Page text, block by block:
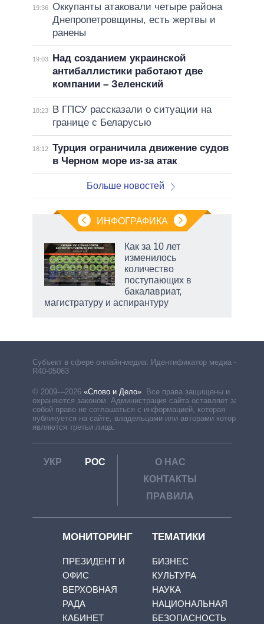
19:36 Оккупанты атаковали четыре района
Днепропетровщины, есть жертвы и
ранены
19:03
Над созданием украинской
антибаллистики работают две
компании – Зеленский
18:23
В ГПСУ рассказали о ситуации на
границе с Беларусью
18:12 Турция ограничила движение судов
в Черном море из-за атак
Больше новостей
ИНФОГРАФИКА
Как за 10 лет
изменилось
количество
поступающих в
бакалавриат,
магистратуру и аспирантуру
Субъект в сфере онлайн-медиа. Идентификатор медиа –
R40-05063
© 2009—2026 «Слово и Дело» Все права защищены и
охраняются законом. Администрация сайта оставляет за
собой право не соглашаться с информацией, которая
публикуется на сайте, владельцами или авторами которой
являются третьи лица.
УКР РОС
О НАС
КОНТАКТЫ
ПРАВИЛА
МОНИТОРИНГ
ПРЕЗИДЕНТ И
ОФИС
ВЕРХОВНАЯ
РАДА
КАБИНЕТ
ТЕМАТИКИ
БИЗНЕС
КУЛЬТУРА
НАУКА
НАЦИОНАЛЬНАЯ
БЕЗОПАСНОСТЬ